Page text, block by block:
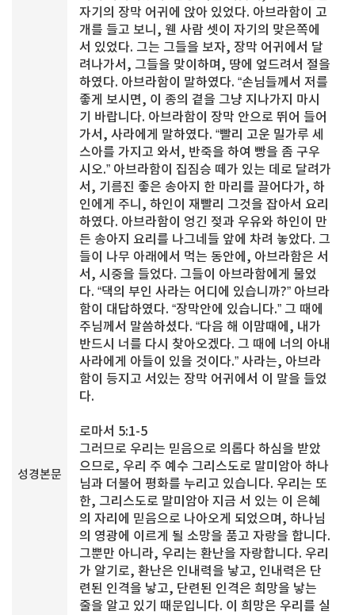
성경본문
자기의 장막 어귀에 앉아 있었다. 아브라함이 고
개를 들고 보니, 웬 사람 셋이 자기의 맞은쪽에
서 있었다. 그는 그들을 보자, 장막 어귀에서 달
려나가서, 그들을 맞이하며, 땅에 엎드려서 절을
하였다. 아브라함이 말하였다. “손님들께서 저를
좋게 보시면, 이 종의 곁을 그냥 지나가지 마시
기 바랍니다. 아브라함이 장막 안으로 뛰어 들어
가서, 사라에게 말하였다. “빨리 고운 밀가루 세
스아를 가지고 와서, 반죽을 하여 빵을 좀 구우
시오.” 아브라함이 집짐승 떼가 있는 데로 달려가
서, 기름진 좋은 송아지 한 마리를 끌어다가, 하
인에게 주니, 하인이 재빨리 그것을 잡아서 요리
하였다. 아브라함이 엉긴 젖과 우유와 하인이 만
든 송아지 요리를 나그네들 앞에 차려 놓았다. 그
들이 나무 아래에서 먹는 동안에, 아브라함은 서
서, 시중을 들었다. 그들이 아브라함에게 물었
다. “댁의 부인 사라는 어디에 있습니까?” 아브라
함이 대답하였다. “장막안에 있습니다.” 그 때에
주님께서 말씀하셨다. “다음 해 이맘때에, 내가
반드시 너를 다시 찾아오겠다. 그 때에 너의 아내
사라에게 아들이 있을 것이다.” 사라는, 아브라
함이 등지고 서있는 장막 어귀에서 이 말을 들었
다.
로마서 5:1-5
그러므로 우리는 믿음으로 의롭다 하심을 받았
으므로, 우리 주 예수 그리스도로 말미암아 하나
님과 더불어 평화를 누리고 있습니다. 우리는 또
한, 그리스도로 말미암아 지금 서 있는 이 은혜
의 자리에 믿음으로 나아오게 되었으며, 하나님
의 영광에 이르게 될 소망을 품고 자랑을 합니다.
그뿐만 아니라, 우리는 환난을 자랑합니다. 우리
가 알기로, 환난은 인내력을 낳고, 인내력은 단
련된 인격을 낳고, 단련된 인격은 희망을 낳는
줄을 알고 있기 때문입니다. 이 희망은 우리를 실